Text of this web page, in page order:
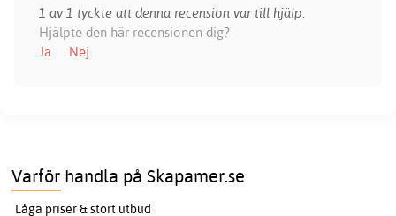
1 av 1 tyckte att denna recension var till hjälp.
Hjälpte den här recensionen dig?
Ja
Nej
Varför handla på Skapamer.se
Låga priser & stort utbud